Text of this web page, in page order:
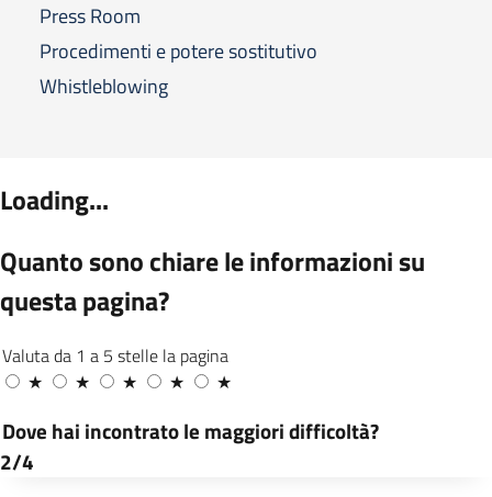
Press Room
Procedimenti e potere sostitutivo
Whistleblowing